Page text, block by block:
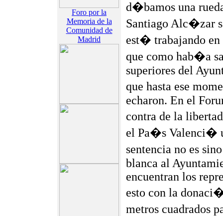
Foro por la
Memoria de la
Comunidad de
Madrid
d�bamos una
Santiago Alc�zar
est� trabajando
que como hab�a
superiores del
que hasta ese
echaron. En el
contra de la
el Pa�s Valenci�
sentencia no es
blanca al
encuentran los
esto con la
metros cuadrados